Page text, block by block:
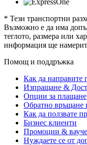
* Тези транспортни
Възможно е да има
теглото, размера или
информация ще
Помощ и поддръжка
Как да направите
Изпращане &
Опции за плащане
Обратно връщане
Как да ползвате
Бизнес клиенти
Промоции &
Нуждаете се от